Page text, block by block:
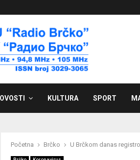
KULTURA SPORT
Početna Brčko U Brčkom danas